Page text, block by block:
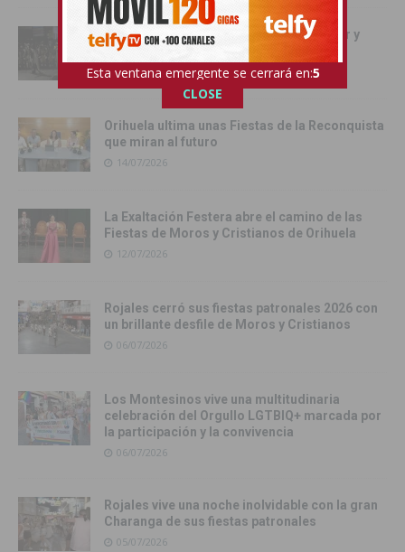
La magia de la noche mora llena de color y
tradición las calles de Cox
16/07/2026
Orihuela ultima unas Fiestas de la Reconquista
que miran al futuro
14/07/2026
La Exaltación Festera abre el camino de las
Fiestas de Moros y Cristianos de Orihuela
12/07/2026
Rojales cerró sus fiestas patronales 2026 con
un brillante desfile de Moros y Cristianos
06/07/2026
Los Montesinos vive una multitudinaria
celebración del Orgullo LGTBIQ+ marcada por
la participación y la convivencia
06/07/2026
Rojales vive una noche inolvidable con la gran
Charanga de sus fiestas patronales
05/07/2026
Esta ventana emergente se cerrará en:4
CLOSE